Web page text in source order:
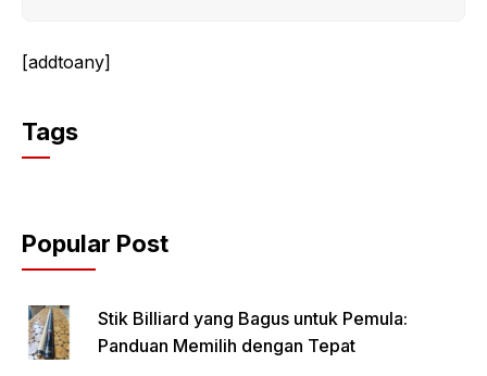
[addtoany]
Tags
Popular Post
Stik Billiard yang Bagus untuk Pemula:
Panduan Memilih dengan Tepat